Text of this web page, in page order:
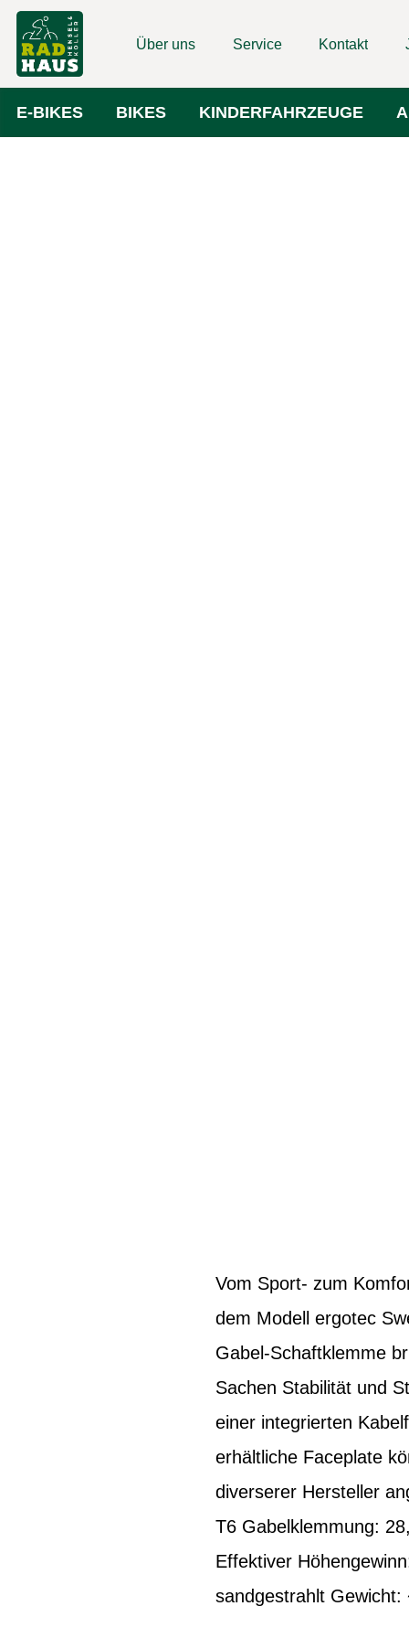
Über uns Service Kontakt
E-BIKES BIKES KINDERFAHRZEUGE
Vom Sport- zum
dem Modell ergotec
Gabel-Schaftklemme
Sachen Stabilität und
einer integrierten
erhältliche Faceplate
diverserer Hersteller
T6 Gabelklemmung:
Effektiver
sandgestrahlt Gewicht: